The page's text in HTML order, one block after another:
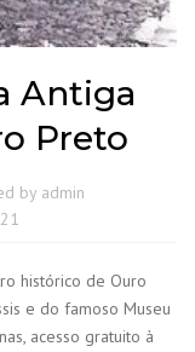
Antiga
Preto
by admin
histórico de Ouro
e do famoso Museu
acesso gratuito à